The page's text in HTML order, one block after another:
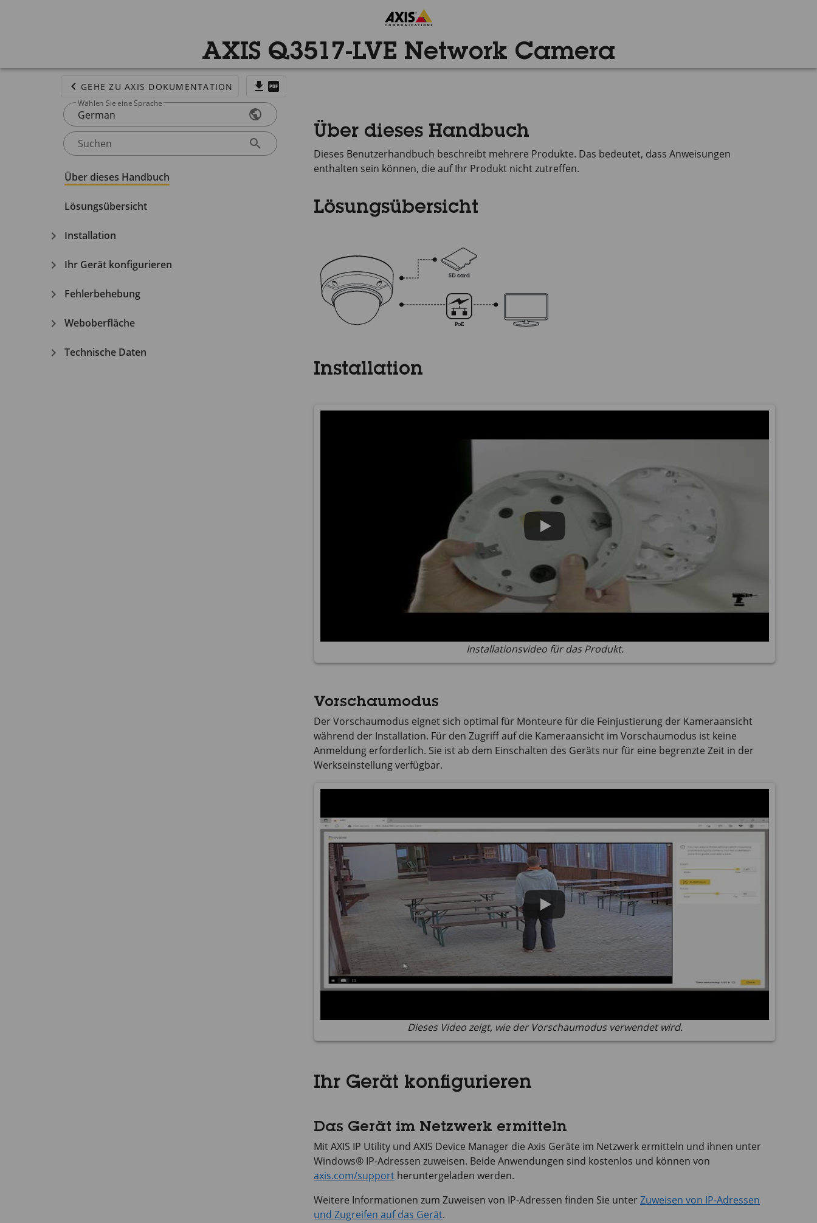
AXIS Q3517-LVE Network Camera
GEHE ZU AXIS DOKUMENTATION
Wählen Sie eine Sprache
German
Suchen
Über dieses Handbuch
Lösungsübersicht
Installation
Ihr Gerät konfigurieren
Fehlerbehebung
Weboberfläche
Technische Daten
Über dieses Handbuch
Dieses Benutzerhandbuch beschreibt mehrere Produkte. Das bedeutet, dass Anweisungen
enthalten sein können, die auf Ihr Produkt nicht zutreffen.
Lösungsübersicht
Installation
Installationsvideo für das Produkt.
Vorschaumodus
Der Vorschaumodus eignet sich optimal für Monteure für die Feinjustierung der Kameraansicht
während der Installation. Für den Zugriff auf die Kameraansicht im Vorschaumodus ist keine
Anmeldung erforderlich. Sie ist ab dem Einschalten des Geräts nur für eine begrenzte Zeit in der
Werkseinstellung verfügbar.
Dieses Video zeigt, wie der Vorschaumodus verwendet wird.
Ihr Gerät konfigurieren
Das Gerät im Netzwerk ermitteln
MitAXIS IP Utility und AXIS Device Manager die Axis Geräte im Netzwerk ermitteln und ihnen unter
Windows® IP-Adressen zuweisen. Beide Anwendungen sind kostenlos und können von
axis.com/support heruntergeladen werden.
Weitere Informationen zum Zuweisen von IP-Adressen finden Sie unterZuweisen von IP-Adressen
und Zugreifen auf das Gerät.